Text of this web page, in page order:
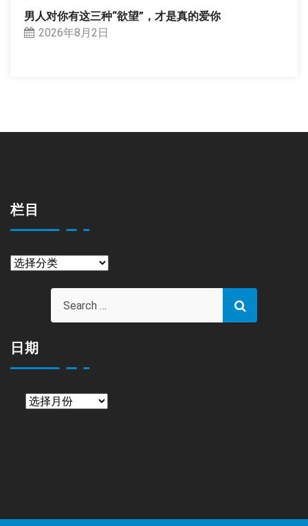
男人对你有这三种“欲望”，才是真的爱你
2026年8月2日
栏目
栏
日期